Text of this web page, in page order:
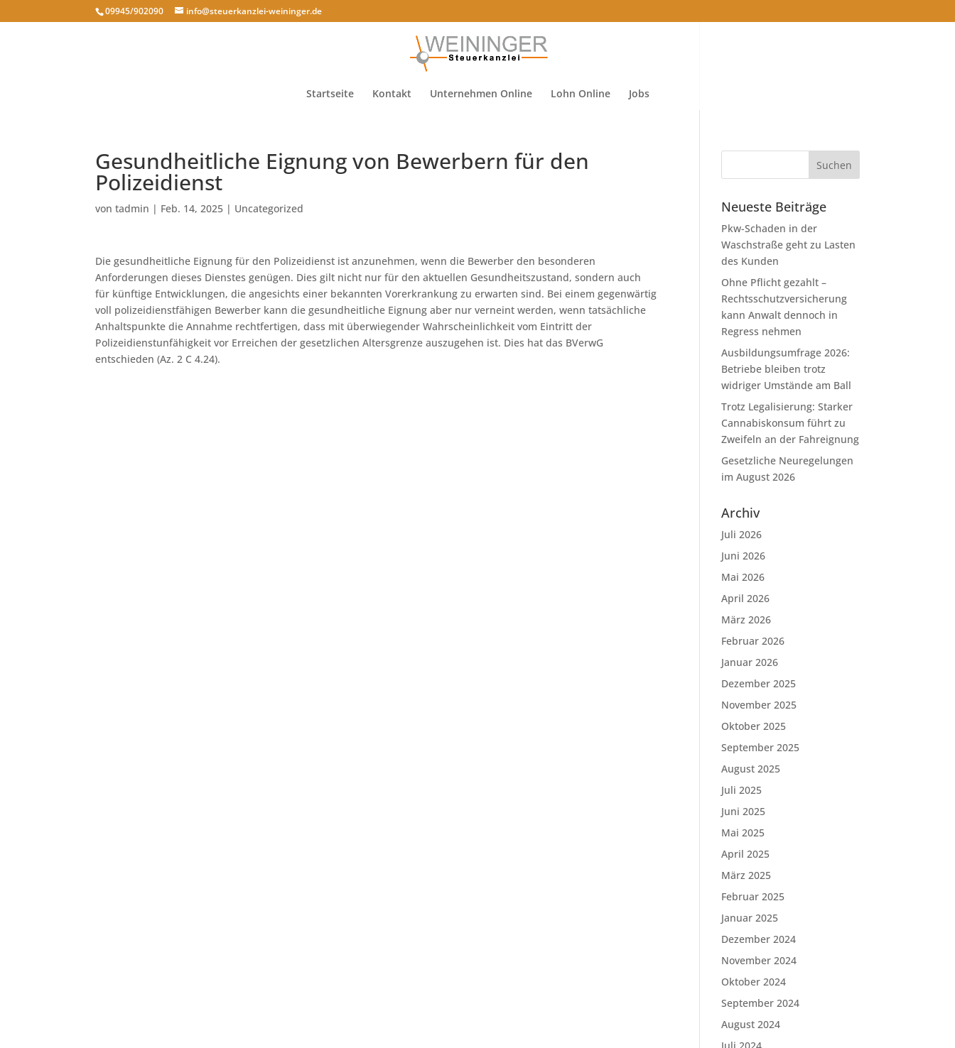
09945/902090 info@steuerkanzlei-weininger.de
Startseite Kontakt Unternehmen Online Lohn Online Jobs
Gesundheitliche Eignung von Bewerbern für den
Polizeidienst
vontadmin | Feb. 14, 2025 | Uncategorized
Die gesundheitliche Eignung für den Polizeidienst ist anzunehmen, wenn die Bewerber den besonderen
Anforderungen dieses Dienstes genügen. Dies gilt nicht nur für den aktuellen Gesundheitszustand, sondern auch
für künftige Entwicklungen, die angesichts einer bekannten Vorerkrankung zu erwarten sind. Bei einem gegenwärtig
voll polizeidienstfähigen Bewerber kann die gesundheitliche Eignung aber nur verneint werden, wenn tatsächliche
Anhaltspunkte die Annahme rechtfertigen, dass mit überwiegender Wahrscheinlichkeit vom Eintritt der
Polizeidienstunfähigkeit vor Erreichen der gesetzlichen Altersgrenze auszugehen ist. Dies hat das BVerwG
entschieden (Az. 2 C 4.24).
Neueste Beiträge
Pkw-Schaden in der
Waschstraße geht zu Lasten
des Kunden
Ohne Pflicht gezahlt –
Rechtsschutzversicherung
kann Anwalt dennoch in
Regress nehmen
Ausbildungsumfrage 2026:
Betriebe bleiben trotz
widriger Umstände am Ball
Trotz Legalisierung: Starker
Cannabiskonsum führt zu
Zweifeln an der Fahreignung
Gesetzliche Neuregelungen
im August 2026
Archiv
Juli 2026
Juni 2026
Mai 2026
April 2026
März 2026
Februar 2026
Januar 2026
Dezember 2025
November 2025
Oktober 2025
September 2025
August 2025
Juli 2025
Juni 2025
Mai 2025
April 2025
März 2025
Februar 2025
Januar 2025
Dezember 2024
November 2024
Oktober 2024
September 2024
August 2024